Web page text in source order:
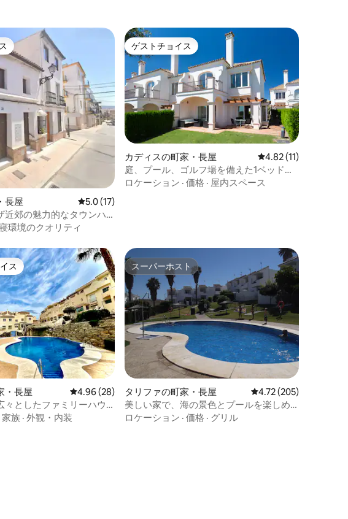
星の平均評価
長屋 レビュー17件、5つ星中5.0つ星の平均評価
5.0 (17)
近郊の魅力的なタウンハ
環境のクオリティ
ゲストチョイス
ゲストチョイス
カディスの町家・長屋 レビュー11件、5つ
4.82 (11)
庭、プール、ゴルフ場を備えた1ベッドル
ームのタウンハウス
ロケーション · 価格 · 屋内スペース
星の平均評価
チョイスです。
ス
・長屋 レビュー28件、5つ星中4.96つ星の平均評価
4.96 (28)
々としたファミリーハウ
家族 · 外観・内装
スーパーホスト
スーパーホスト
タリファの町家・長屋 レビュー205件、5つ
4.72 (205)
美しい家で、海の景色とプールを楽しめ
ます
ロケーション · 価格 · グリル